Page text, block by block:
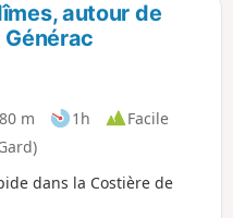
p
autour de
m 1h
Facile
dans la Costière de